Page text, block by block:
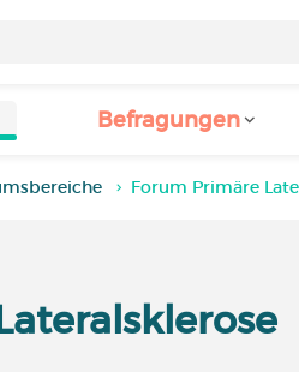
Befragungen
Forum Primäre